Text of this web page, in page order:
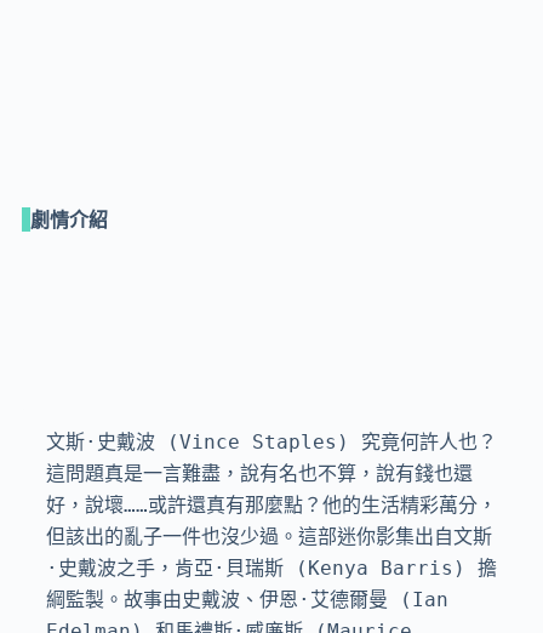
劇情介紹
文斯·史戴波 (Vince Staples) 究竟何許人也？
這問題真是一言難盡，說有名也不算，說有錢也還
好，說壞……或許還真有那麼點？他的生活精彩萬分，
但該出的亂子一件也沒少過。這部迷你影集出自文斯
·史戴波之手，肯亞·貝瑞斯 (Kenya Barris) 擔
綱監製。故事由史戴波、伊恩·艾德爾曼 (Ian